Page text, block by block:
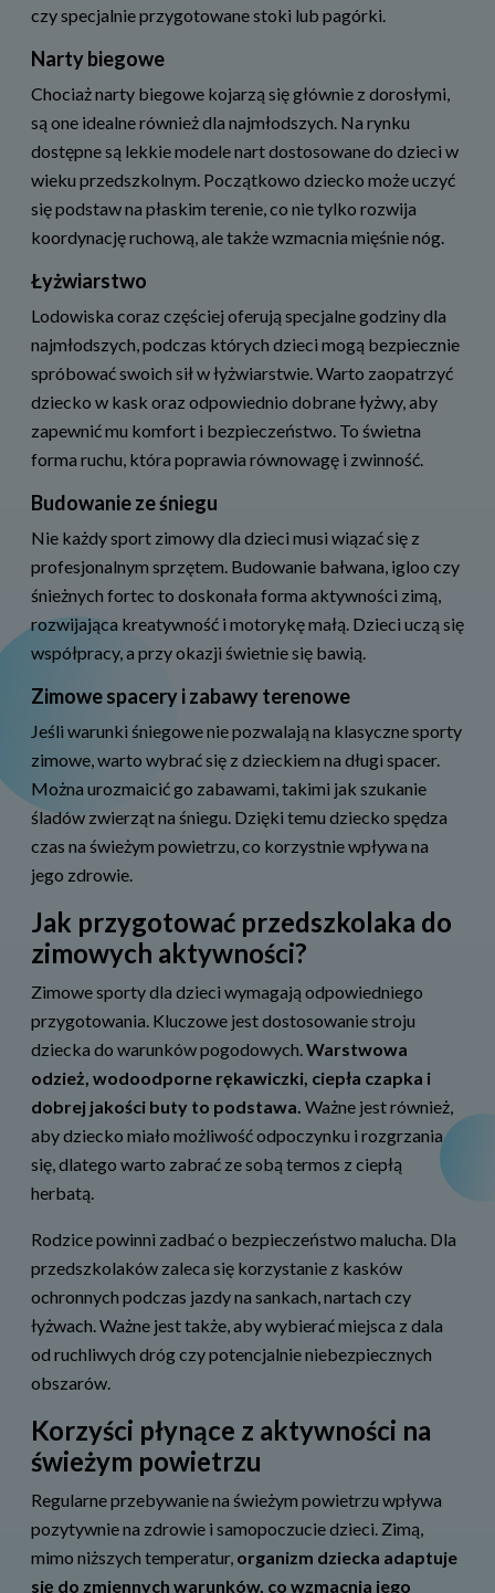
czy specjalnie przygotowane stoki lub pagórki.
Narty biegowe
Chociaż narty biegowe kojarzą się głównie z dorosłymi,
są one idealne również dla najmłodszych. Na rynku
dostępne są lekkie modele nart dostosowane do dzieci w
wieku przedszkolnym. Początkowo dziecko może uczyć
się podstaw na płaskim terenie, co nie tylko rozwija
koordynację ruchową, ale także wzmacnia mięśnie nóg.
Łyżwiarstwo
Lodowiska coraz częściej oferują specjalne godziny dla
najmłodszych, podczas których dzieci mogą bezpiecznie
spróbować swoich sił w łyżwiarstwie. Warto zaopatrzyć
dziecko w kask oraz odpowiednio dobrane łyżwy, aby
zapewnić mu komfort i bezpieczeństwo. To świetna
forma ruchu, która poprawia równowagę i zwinność.
Budowanie ze śniegu
Nie każdy sport zimowy dla dzieci musi wiązać się z
profesjonalnym sprzętem. Budowanie bałwana, igloo czy
śnieżnych fortec to doskonała forma aktywności zimą,
rozwijająca kreatywność i motorykę małą. Dzieci uczą się
współpracy, a przy okazji świetnie się bawią.
Zimowe spacery i zabawy terenowe
Jeśli warunki śniegowe nie pozwalają na klasyczne sporty
zimowe, warto wybrać się z dzieckiem na długi spacer.
Można urozmaicić go zabawami, takimi jak szukanie
śladów zwierząt na śniegu. Dzięki temu dziecko spędza
czas na świeżym powietrzu, co korzystnie wpływa na
jego zdrowie.
Jak przygotować przedszkolaka do
zimowych aktywności?
Zimowe sporty dla dzieci wymagają odpowiedniego
przygotowania. Kluczowe jest dostosowanie stroju
dziecka do warunków pogodowych.Warstwowa
odzież, wodoodporne rękawiczki, ciepła czapka i
dobrej jakości buty to podstawa. Ważne jest również,
aby dziecko miało możliwość odpoczynku i rozgrzania
się, dlatego warto zabrać ze sobą termos z ciepłą
herbatą.
Rodzice powinni zadbać o bezpieczeństwo malucha. Dla
przedszkolaków zaleca się korzystanie z kasków
ochronnych podczas jazdy na sankach, nartach czy
łyżwach. Ważne jest także, aby wybierać miejsca z dala
od ruchliwych dróg czy potencjalnie niebezpiecznych
obszarów.
Korzyści płynące z aktywności na
świeżym powietrzu
Regularne przebywanie na świeżym powietrzu wpływa
pozytywnie na zdrowie i samopoczucie dzieci. Zimą,
mimo niższych temperatur, organizm dziecka adaptuje
się do zmiennych warunków, co wzmacnia jego